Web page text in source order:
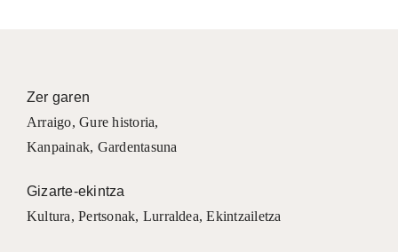
Zer garen
Arraigo,Gure historia,
Kanpainak, Gardentasuna
Gizarte-ekintza
Kultura,Pertsonak, Lurraldea,Ekintzailetza